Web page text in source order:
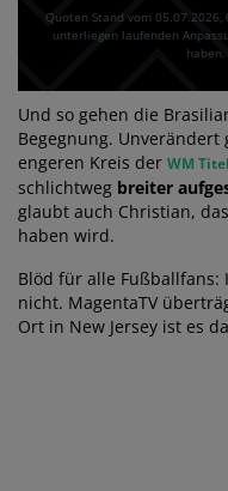
Quoten Stand vom
unterliegen laufenden
Und so gehen die
Begegnung.
engeren Kreis der WM
schlichtweg breiter
glaubt auch Christian,
haben wird.
Blöd für alle Fußballfans:
nicht. MagentaTV
Ort in New Jersey ist es